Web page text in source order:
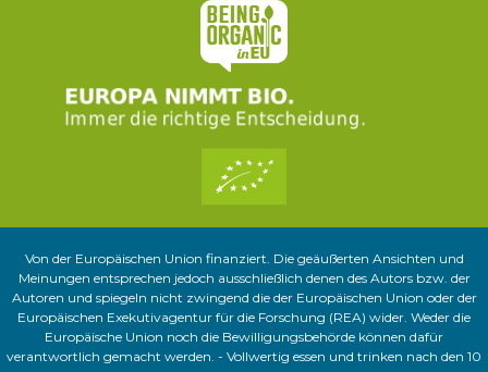
Von der Europäischen Union finanziert. Die geäußerten Ansichten und
Meinungen entsprechen jedoch ausschließlich denen des Autors bzw. der
Autoren und spiegeln nicht zwingend die der Europäischen Union oder der
Europäischen Exekutivagentur für die Forschung (REA) wider. Weder die
Europäische Union noch die Bewilligungsbehörde können dafür
verantwortlich gemacht werden. - Vollwertig essen und trinken nach den 10